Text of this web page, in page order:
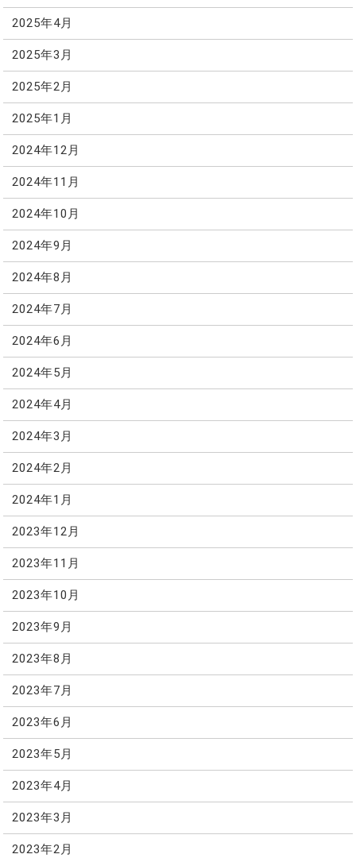
2025年4月
2025年3月
2025年2月
2025年1月
2024年12月
2024年11月
2024年10月
2024年9月
2024年8月
2024年7月
2024年6月
2024年5月
2024年4月
2024年3月
2024年2月
2024年1月
2023年12月
2023年11月
2023年10月
2023年9月
2023年8月
2023年7月
2023年6月
2023年5月
2023年4月
2023年3月
2023年2月